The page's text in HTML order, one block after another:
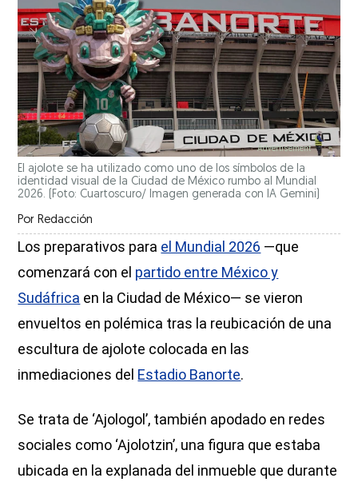
El ajolote se ha utilizado como uno de los símbolos de la
identidad visual de la Ciudad de México rumbo al Mundial
2026. (Foto: Cuartoscuro/ Imagen generada con IA Gemini)
Por Redacción
Los preparativos para el Mundial 2026 —que
comenzará con el partido entre México y
Sudáfrica en la Ciudad de México— se vieron
envueltos en polémica tras la reubicación de una
escultura de ajolote colocada en las
inmediaciones del Estadio Banorte.
Se trata de ‘Ajologol’, también apodado en redes
sociales como ‘Ajolotzin’, una figura que estaba
ubicada en la explanada del inmueble que durante